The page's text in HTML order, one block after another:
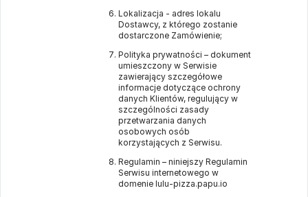
Lokalizacja - adres lokalu
Dostawcy, z którego zostanie
dostarczone Zamówienie;
Polityka prywatności – dokument
umieszczony w Serwisie
zawierający szczegółowe
informacje dotyczące ochrony
danych Klientów, regulujący w
szczególności zasady
przetwarzania danych
osobowych osób
korzystających z Serwisu.
Regulamin – niniejszy Regulamin
Serwisu internetowego w
domenie lulu-pizza.papu.io